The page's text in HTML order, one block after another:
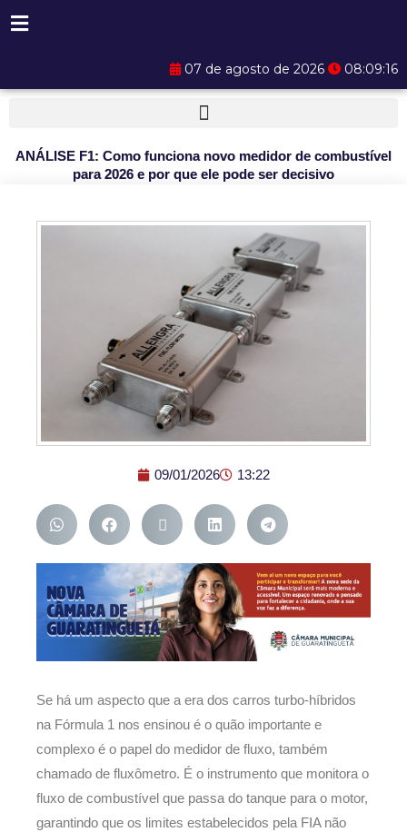
para
07 de agosto de 2026 08:09:17
ANÁLISE F1: Como funciona novo medidor de combustível
para 2026 e por que ele pode ser decisivo
09/01/2026 13:22
Se há um aspecto que a era dos carros turbo-híbridos
na Fórmula 1 nos ensinou é o quão importante e
complexo é o papel do medidor de fluxo, também
chamado de fluxômetro. É o instrumento que monitora o
fluxo de combustível que passa do tanque para o motor,
garantindo que os limites estabelecidos pela FIA não